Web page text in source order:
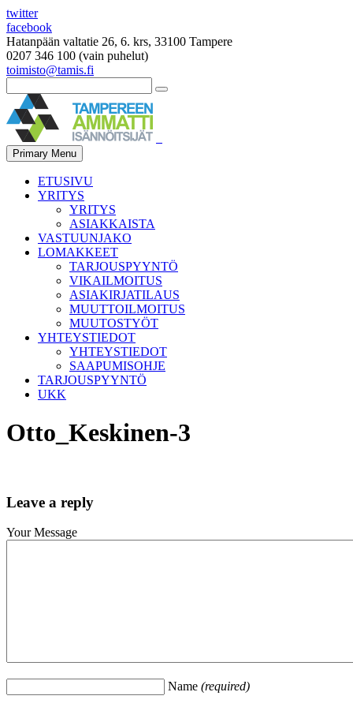
twitter
facebook
Hatanpään valtatie 26, 6. krs, 33100 Tampere
0207 346 100 (vain puhelut)
toimisto@tamis.fi
Primary Menu
ETUSIVU
YRITYS
YRITYS
ASIAKKAISTA
VASTUUNJAKO
LOMAKKEET
TARJOUSPYYNTÖ
VIKAILMOITUS
ASIAKIRJATILAUS
MUUTTOILMOITUS
MUUTOSTYÖT
YHTEYSTIEDOT
YHTEYSTIEDOT
SAAPUMISOHJE
TARJOUSPYYNTÖ
UKK
Otto_Keskinen-3
Leave a reply
Your Message
Name (required)